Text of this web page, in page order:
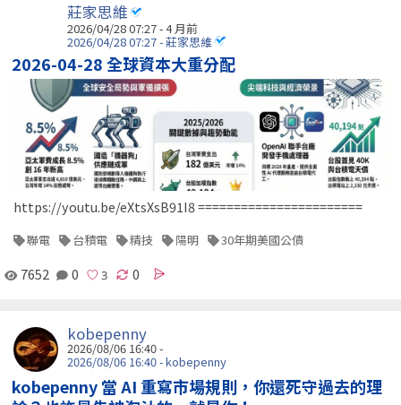
莊家思維
2026/04/28 07:27 - 4 月前
2026/04/28 07:27 - 莊家思維
2026-04-28 全球資本大重分配
https://youtu.be/eXtsXsB91I8 =======================
聯電 台積電 精技 陽明 30年期美國公債
7652 0 0
kobepenny
2026/08/06 16:40 -
2026/08/06 16:40 - kobepenny
kobepenny 當 AI 重寫市場規則，你還死守過去的理